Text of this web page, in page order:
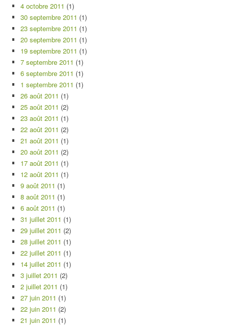
4 octobre 2011 (1)
30 septembre 2011 (1)
23 septembre 2011 (1)
20 septembre 2011 (1)
19 septembre 2011 (1)
7 septembre 2011 (1)
6 septembre 2011 (1)
1 septembre 2011 (1)
26 août 2011 (1)
25 août 2011 (2)
23 août 2011 (1)
22 août 2011 (2)
21 août 2011 (1)
20 août 2011 (2)
17 août 2011 (1)
12 août 2011 (1)
9 août 2011 (1)
8 août 2011 (1)
6 août 2011 (1)
31 juillet 2011 (1)
29 juillet 2011 (2)
28 juillet 2011 (1)
22 juillet 2011 (1)
14 juillet 2011 (1)
3 juillet 2011 (2)
2 juillet 2011 (1)
27 juin 2011 (1)
22 juin 2011 (2)
21 juin 2011 (1)